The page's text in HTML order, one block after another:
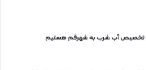
تخصیص آب شرب به شهرقم هستیم